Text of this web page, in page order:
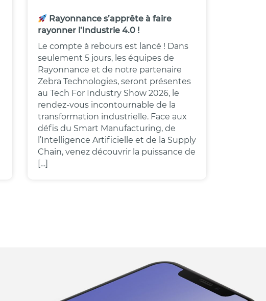
Rayonnance s’apprête à faire
rayonner l’Industrie 4.0 !
Le compte à rebours est lancé ! Dans
seulement 5 jours, les équipes de
Rayonnance et de notre partenaire
Zebra Technologies, seront présentes
au Tech For Industry Show 2026, le
rendez-vous incontournable de la
transformation industrielle. Face aux
défis du Smart Manufacturing, de
l’Intelligence Artificielle et de la Supply
Chain, venez découvrir la puissance de
[…]